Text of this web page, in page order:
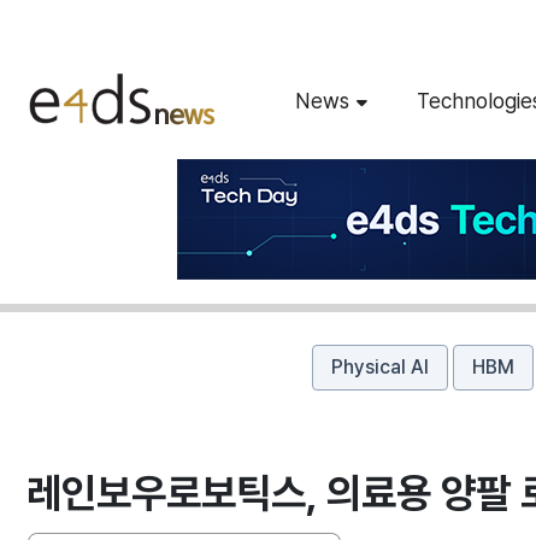
News
Physical AI HBM
레인보우로보틱스, 의료용 양팔